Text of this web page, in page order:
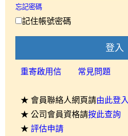
忘記密碼
記住帳號密碼
登入
重寄啟用信 常見問題
★ 會員聯絡人網頁請由此登入
★ 公司會員資格請按此查詢
★ 評估申請